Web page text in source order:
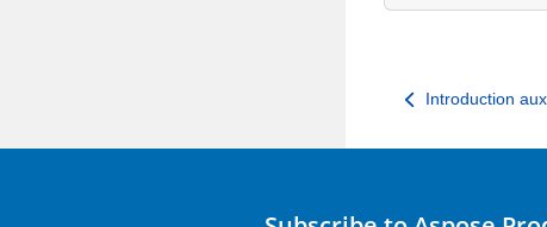
Introduction